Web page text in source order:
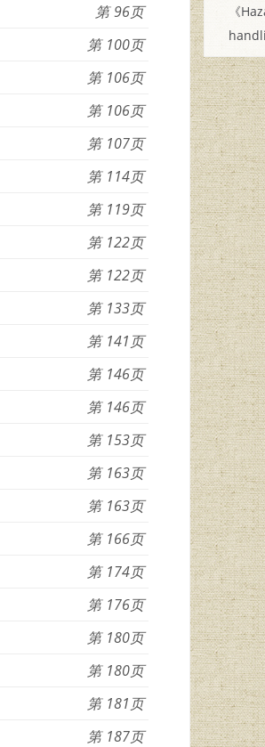
96
100
106
106
107
114
119
122
122
133
141
146
146
153
163
163
166
174
176
180
180
181
187
《